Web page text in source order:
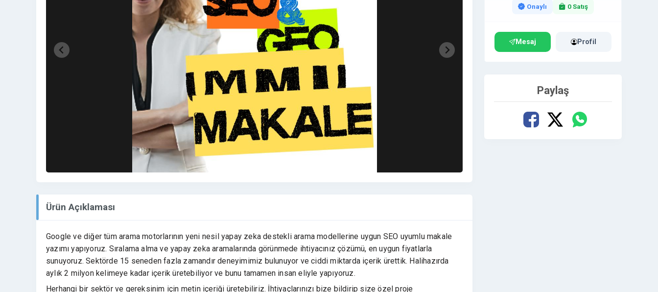
Ürün Açıklaması
Google ve diğer tüm arama motorlarının yeni nesil yapay zeka destekli arama modellerine uygun SEO uyumlu makale
yazımı yapıyoruz. Sıralama alma ve yapay zeka aramalarında görünmede ihtiyacınız çözümü, en uygun fiyatlarla
sunuyoruz. Sektörde 15 seneden fazla zamandır deneyimimiz bulunuyor ve ciddi miktarda içerik ürettik. Halihazırda
aylık 2 milyon kelimeye kadar içerik üretebiliyor ve bunu tamamen insan eliyle yapıyoruz.
Herhangi bir sektör ve gereksinim için metin içeriği üretebiliriz. İhtiyaçlarınızı bize bildirip size özel proje
Onaylı 0 Satış
Mesaj Profil
Paylaş